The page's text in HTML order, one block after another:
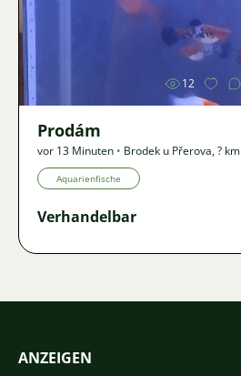
Bild
12
Prodám
vor 13 Minuten • Brodek u Přerova,? km
Aquarienfische
Verhandelbar
ANZEIGEN